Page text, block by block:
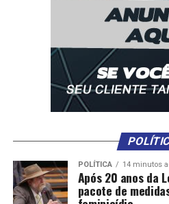
POLÍTICA 14 minutos
Após 20 anos da
pacote de